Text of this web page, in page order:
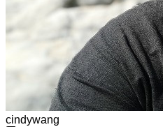
cindywang